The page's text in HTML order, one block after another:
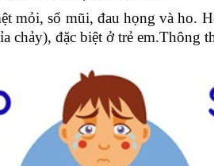
mỏi, sổ mũi, đau họng và ho.
chảy), đặc biệt ở trẻ em.Thông